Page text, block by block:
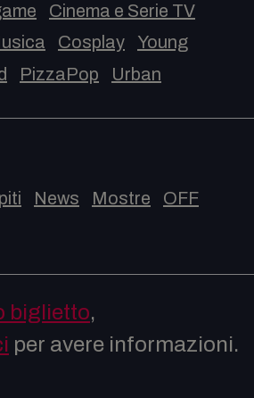
Cinema e Serie TV
Cosplay
Young
PizzaPop Urban
News Mostre
OFF
biglietto,
per avere informazioni.